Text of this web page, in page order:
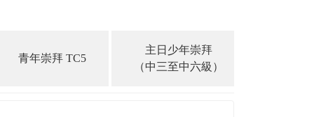
青年崇拜 TC5
主日少年崇拜
（中三至中六級）